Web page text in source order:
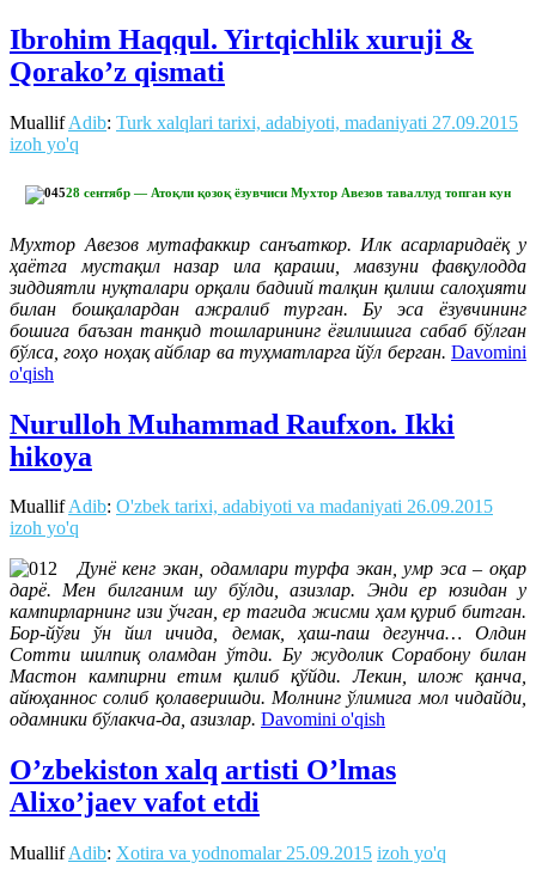
Ibrohim Haqqul. Yirtqichlik xuruji &
Qorako’z qismati
MuallifAdib: Turk xalqlari tarixi, adabiyoti, madaniyati 27.09.2015
izoh yo'q
28 сентябр — Атоқли қозоқ ёзувчиси Мухтор Авезов таваллуд топган кун
Мухтор Авезов мутафаккир санъаткор. Илк асарларидаёқ у
ҳаётга мустақил назар ила қараши, мавзуни фавқулодда
зиддиятли нуқталари орқали бадиий талқин қилиш салоҳияти
билан бошқалардан ажралиб турган. Бу эса ёзувчининг
бошига баъзан танқид тошларининг ёғилишига сабаб бўлган
бўлса, гоҳо ноҳақ айблар ва туҳматларга йўл берган. Davomini
o'qish
Nurulloh Muhammad Raufxon. Ikki
hikoya
MuallifAdib: O'zbek tarixi, adabiyoti va madaniyati 26.09.2015
izoh yo'q
Дунё кенг экан, одамлари турфа экан, умр эса – оқар
дарё. Мен билганим шу бўлди, азизлар. Энди ер юзидан у
кампирларнинг изи ўчган, ер тагида жисми ҳам қуриб битган.
Бор-йўғи ўн йил ичида, демак, ҳаш-паш дегунча… Олдин
Сотти шилпиқ оламдан ўтди. Бу жудолик Сорабону билан
Мастон кампирни етим қилиб қўйди. Лекин, илож қанча,
айюҳаннос солиб қолаверишди. Молнинг ўлимига мол чидайди,
одамники бўлакча-да, азизлар. Davomini o'qish
O’zbekiston xalq artisti O’lmas
Alixo’jaev vafot etdi
MuallifAdib: Xotira va yodnomalar 25.09.2015 izoh yo'q